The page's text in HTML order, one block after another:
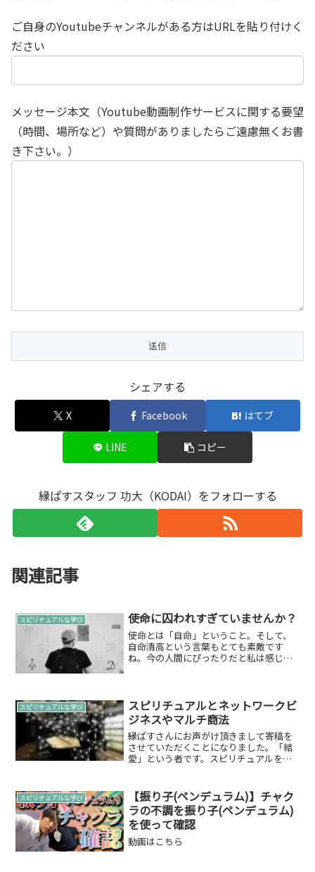
ご自身のYoutubeチャンネルがある方はURLを貼り付けく
ださい
メッセージ本文（Youtube動画制作サービスに関する要望
（時間、場所など）や質問がありましたらご遠慮無くお書
き下さい。）
シェアする
X Facebook はてブ
LINE コピー
縁ぱすスタッフ 功大（KODAI）をフォローする
関連記事
スピリチュアルな学び 使命に囚われすぎていませんか？
使命とは「自命」ということ。そして、
自命清高という言葉もとても素敵です
ね。今の人間にぴったりだと私は感じて
スピリチュアルな学び
スピリチュアルとネットワークビ
ジネスやマルチ商法
縁ぱすさんにお声がけ頂きまして寄稿を
させていただくことになりました。「結
愛」という者です。スピリチュアルを用
年～３年ぐらいスピ系イベントで知り合
ったお友達から久しぶりの...
スピリチュアルな学び
【振り子(ペンデュラム)】チャク
ラの不調を振り子(ペンデュラム)
を使って確認
動画はこちら